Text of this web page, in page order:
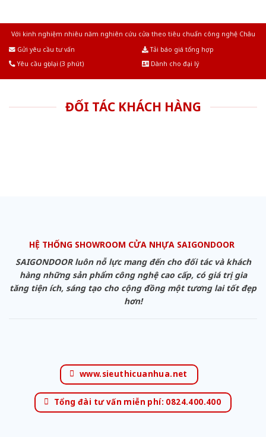
Với kinh nghiệm nhiêu năm nghiên cứu cửa theo tiêu chuẩn công nghệ Châu
Gửi yêu cầu tư vấn
Tải báo giá tổng hợp
Yêu cầu gọi lại (3 phút)
Dành cho đại lý
ĐỐI TÁC KHÁCH HÀNG
HỆ THỐNG SHOWROOM CỬA NHỰA SAIGONDOOR
SAIGONDOOR luôn nỗ lực mang đến cho đối tác và khách
hàng những sản phẩm công nghệ cao cấp, có giá trị gia
tăng tiện ích, sáng tạo cho cộng đồng một tương lai tốt đẹp
hơn!
www.sieuthicuanhua.net
Tổng đài tư vấn miễn phí: 0824.400.400